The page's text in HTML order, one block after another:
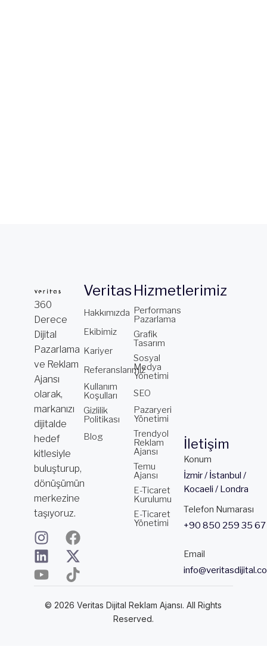
360
Derece
Dijital
Pazarlama
ve Reklam
Ajansı
olarak,
markanızı
dijitalde
hedef
kitlesiyle
buluşturup,
dönüşümün
merkezine
taşıyoruz.
I
n
s
t
g
F
a
c
e
o
L
i
n
k
d
X
-
t
w
t
Y
o
u
t
b
T
i
k
t
k
Veritas
Hakkımızda
Ekibimiz
Kariyer
Referanslarımız
Kullanım
Koşulları
Gizlilik
Politikası
Blog
Hizmetlerimiz
Performans
Pazarlama
Grafik
Tasarım
Sosyal
Medya
Yönetimi
SEO
Pazaryeri
Yönetimi
Trendyol
Reklam
Ajansı
Temu
Ajansı
E-Ticaret
Kurulumu
E-Ticaret
Yönetimi
Konum
İzmir / İstanbul /
Kocaeli / Londra
Telefon Numarası
+90 850 259 35 67
Email
İletişim
© 2026 Veritas Dijital Reklam Ajansı. All Rights
Reserved.